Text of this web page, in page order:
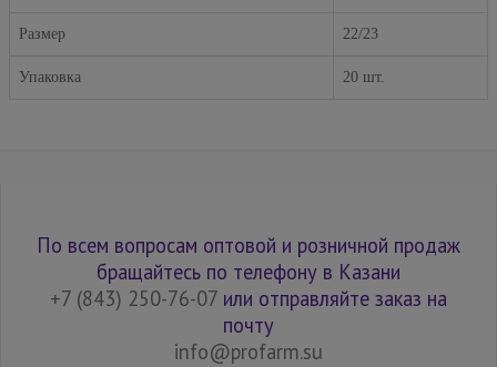
Размер 22/23
Упаковка 20 шт.
По всем вопросам оптовой и розничной продаж
бращайтесь по телефону в Казани
+7 (843) 250-76-07 или отправляйте заказ на
почту
info@profarm.su